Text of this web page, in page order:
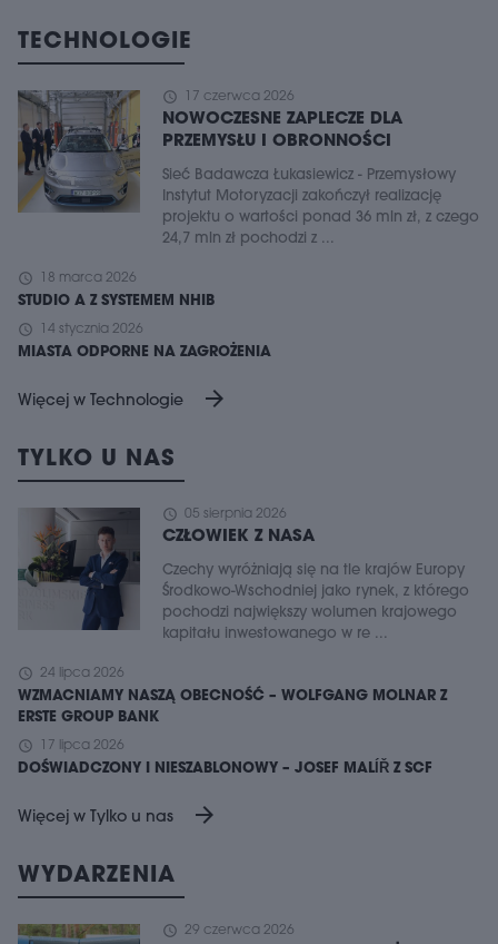
TECHNOLOGIE
schedule 17 czerwca 2026
NOWOCZESNE ZAPLECZE DLA
PRZEMYSŁU I OBRONNOŚCI
Sieć Badawcza Łukasiewicz - Przemysłowy
Instytut Motoryzacji zakończył realizację
projektu o wartości ponad 36 mln zł, z czego
24,7 mln zł pochodzi z ...
schedule 18 marca 2026
STUDIO A Z SYSTEMEM NHIB
schedule 14 stycznia 2026
MIASTA ODPORNE NA ZAGROŻENIA
Więcej w Technologie arrow_forward
TYLKO U NAS
schedule 05 sierpnia 2026
CZŁOWIEK Z NASA
Czechy wyróżniają się na tle krajów Europy
Środkowo-Wschodniej jako rynek, z którego
pochodzi największy wolumen krajowego
kapitału inwestowanego w re ...
schedule 24 lipca 2026
WZMACNIAMY NASZĄ OBECNOŚĆ – WOLFGANG MOLNAR Z
ERSTE GROUP BANK
schedule 17 lipca 2026
DOŚWIADCZONY I NIESZABLONOWY – JOSEF MALÍŘ Z SCF
Więcej w Tylko u nas arrow_forward
WYDARZENIA
schedule 29 czerwca 2026